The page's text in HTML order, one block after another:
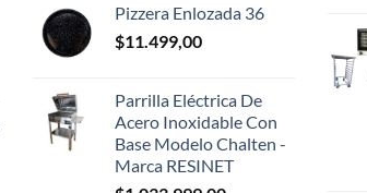
Pizzera Enlozada 36
$11.499,00
Parrilla Eléctrica De
Acero Inoxidable Con
Base Modelo Chalten -
Marca RESINET